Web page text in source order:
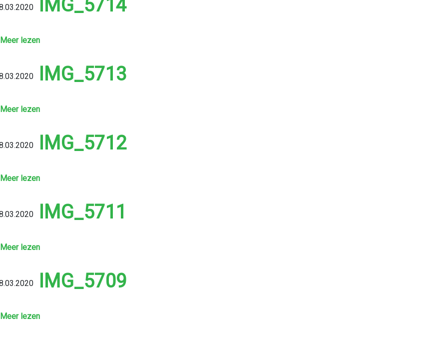
IMG_5714
Meer lezen
IMG_5713
Meer lezen
IMG_5712
Meer lezen
IMG_5711
Meer lezen
IMG_5709
Meer lezen